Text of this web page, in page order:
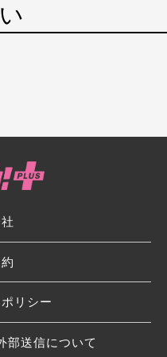
リシー
部送信について